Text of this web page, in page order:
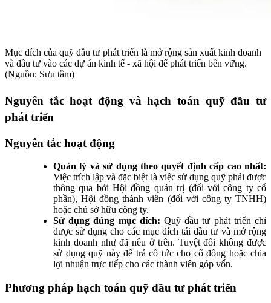
Mục đích của quỹ đầu tư phát triển là mở rộng sản xuất kinh doanh
và đầu tư vào các dự án kinh tế - xã hội để phát triển bền vững.
(Nguồn: Sưu tầm)
Nguyên tắc hoạt động và hạch toán quỹ đầu tư
phát triển
Nguyên tắc hoạt động
Quản lý và sử dụng theo quyết định cấp cao nhất:
Việc trích lập và đặc biệt là việc sử dụng quỹ phải được
thông qua bởi Hội đồng quản trị (đối với công ty cổ
phần), Hội đồng thành viên (đối với công ty TNHH)
hoặc chủ sở hữu công ty.
Sử dụng đúng mục đích: Quỹ đầu tư phát triển chỉ
được sử dụng cho các mục đích tái đầu tư và mở rộng
kinh doanh như đã nêu ở trên. Tuyệt đối không được
sử dụng quỹ này để trả cổ tức cho cổ đông hoặc chia
lợi nhuận trực tiếp cho các thành viên góp vốn.
Phương pháp hạch toán quỹ đầu tư phát triển